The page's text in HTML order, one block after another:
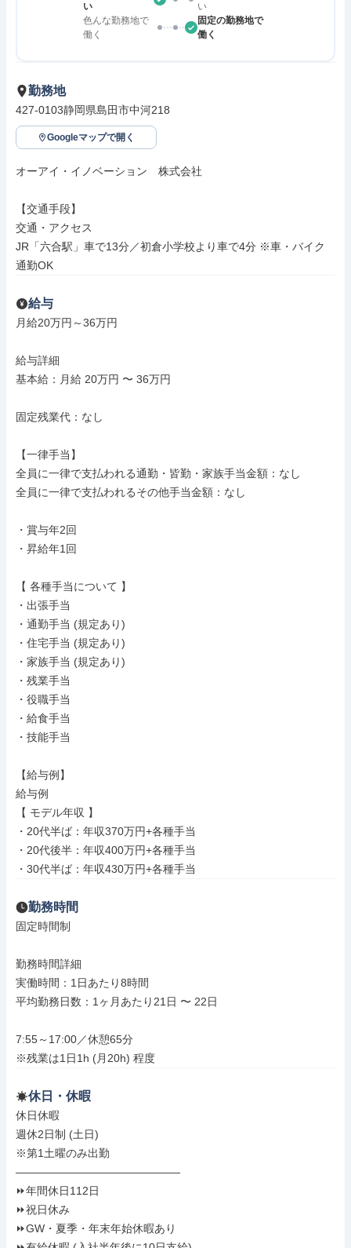
い
い
色んな勤務地で
働く
固定の勤務地で
働く
勤務地
427-0103静岡県島田市中河218
Googleマップで開く
オーアイ・イノベーション　株式会社
【交通手段】
交通・アクセス
JR「六合駅」車で13分／初倉小学校より車で4分 ※車・バイク
通勤OK
給与
月給20万円～36万円
給与詳細
基本給：月給 20万円 〜 36万円
固定残業代：なし
【一律手当】
全員に一律で支払われる通勤・皆勤・家族手当金額：なし
全員に一律で支払われるその他手当金額：なし
・賞与年2回
・昇給年1回
【 各種手当について 】
・出張手当
・通勤手当 (規定あり)
・住宅手当 (規定あり)
・家族手当 (規定あり)
・残業手当
・役職手当
・給食手当
・技能手当
【給与例】
給与例
【 モデル年収 】
・20代半ば：年収370万円+各種手当
・20代後半：年収400万円+各種手当
・30代半ば：年収430万円+各種手当
勤務時間
固定時間制
勤務時間詳細
実働時間：1日あたり8時間
平均勤務日数：1ヶ月あたり21日 〜 22日
7:55～17:00／休憩65分
※残業は1日1h (月20h) 程度
休日・休暇
休日休暇
週休2日制 (土日)
※第1土曜のみ出勤
―――――――――――――――
⏩年間休日112日
⏩祝日休み
⏩GW・夏季・年末年始休暇あり